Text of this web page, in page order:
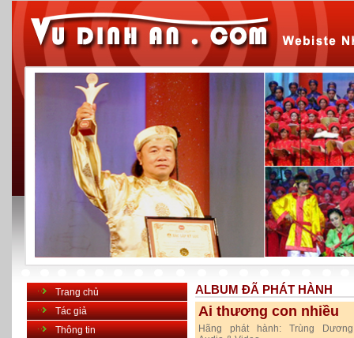
Trang chủ
Tác giả
Thông tin
ALBUM ĐÃ PHÁT HÀNH
Ai thương con nhiều
Hãng phát hành: Trùng Dương